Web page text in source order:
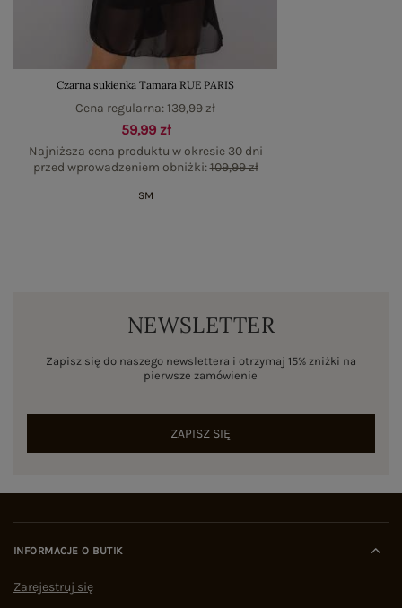
Czarna sukienka Tamara RUE PARIS
59,99 zł
Najniższa cena produktu w okresie 30 dni
przed wprowadzeniem obniżki:109,99 zł
Cena regularna:139,99 zł
SM
NEWSLETTER
Zapisz się do naszego newslettera i otrzymaj 15% zniżki na
pierwsze zamówienie
ZAPISZ SIĘ
INFORMACJE O BUTIK
Zarejestruj się